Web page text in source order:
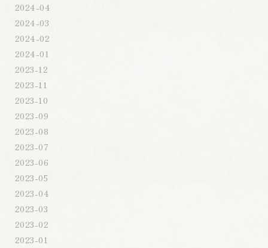
2024-04
2024-03
2024-02
2024-01
2023-12
2023-11
2023-10
2023-09
2023-08
2023-07
2023-06
2023-05
2023-04
2023-03
2023-02
2023-01